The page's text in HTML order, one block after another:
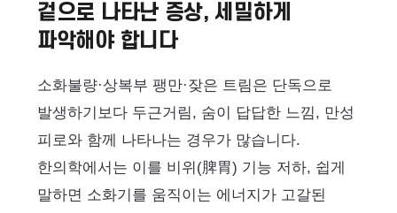
겉으로 나타난 증상, 세밀하게
파악해야 합니다
소화불량·상복부 팽만·잦은 트림은 단독으로
발생하기보다 두근거림, 숨이 답답한 느낌, 만성
피로와 함께 나타나는 경우가 많습니다.
한의학에서는 이를 비위(脾胃) 기능 저하, 쉽게
말하면 소화기를 움직이는 에너지가 고갈된